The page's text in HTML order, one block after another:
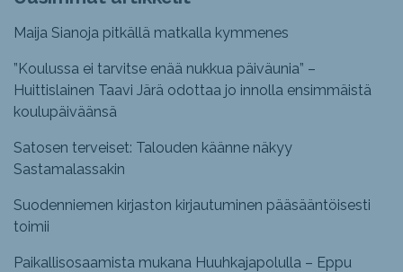
Maija Sianoja pitkällä matkalla kymmenes
”Koulussa ei tarvitse enää nukkua päiväunia” –
Huittislainen Taavi Järä odottaa jo innolla ensimmäistä
koulupäiväänsä
Satosen terveiset: Talouden käänne näkyy
Sastamalassakin
Suodenniemen kirjaston kirjautuminen pääsääntöisesti
toimii
Paikallisosaamista mukana Huuhkajapolulla – Eppu